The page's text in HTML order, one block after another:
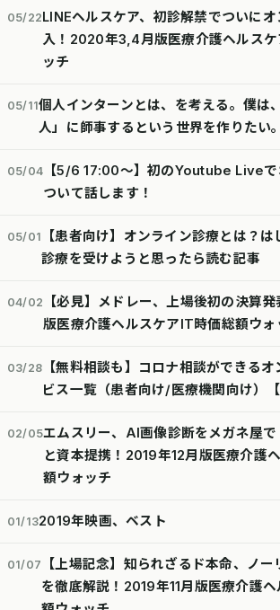
05/22LINEヘルスケア、初診解禁でついに
入！2020年3,4月版医療介護ヘルスケ
ッチ
05/11個人インターンとは、を考える。僕は
人」に師事するという世界を作りたい。
05/04
【5/6 17:00〜】初のYoutube Liveで
ついて話します！
05/01
【患者向け】オンライン診療とは？
診療を受けようと思ったら読む記事
04/02
【必見】メドレー、上場後初の決算
版医療介護ヘルスケアIT時価総額ウォ
03/28
【無料相談も】コロナ相談ができる
ビス一覧（患者向け/医療機関向け）【
02/05エムスリー、AI画像診断をメガネ屋
と資本提携！2019年12月版医療介護
額ウォッチ
01/132019年映画、ベスト
01/07
【上場記念】知られざるド本命、ノ
を徹底解説！2019年11月版医療介護